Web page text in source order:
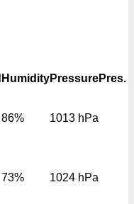
HumidityPressurePres.
86% 1013 hPa
73% 1024 hPa